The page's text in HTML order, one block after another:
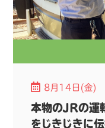
8月14日(金)
本物のJRの運
をじきじきに伝